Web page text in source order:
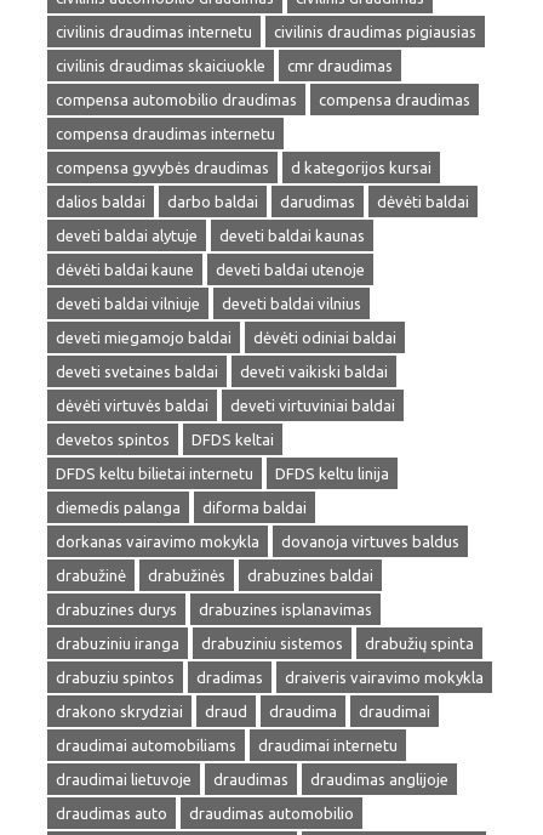
civilinis draudimas internetu
civilinis draudimas pigiausias
civilinis draudimas skaiciuokle
cmr draudimas
compensa automobilio draudimas
compensa draudimas
compensa draudimas internetu
compensa gyvybės draudimas
d kategorijos kursai
dalios baldai
darbo baldai darudimas
dėvėti baldai
deveti baldai alytuje
deveti baldai kaunas
dėvėti baldai kaune
deveti baldai utenoje
deveti baldai vilniuje
deveti baldai vilnius
deveti miegamojo baldai
dėvėti odiniai baldai
deveti svetaines baldai
deveti vaikiski baldai
dėvėti virtuvės baldai
deveti virtuviniai baldai
devetos spintos
DFDS keltai
DFDS keltu bilietai internetu
DFDS keltu linija
diemedis palanga
diforma baldai
dorkanas vairavimo mokykla
dovanoja virtuves baldus
drabužinė
drabužinės
drabuzines baldai
drabuzines durys
drabuzines isplanavimas
drabuziniu iranga
drabuziniu sistemos
drabužių spinta
drabuziu spintos
dradimas
draiveris vairavimo mokykla
drakono skrydziai
draud draudima
draudimai
draudimai automobiliams
draudimai internetu
draudimai lietuvoje
draudimas
draudimas anglijoje
draudimas auto
draudimas automobilio